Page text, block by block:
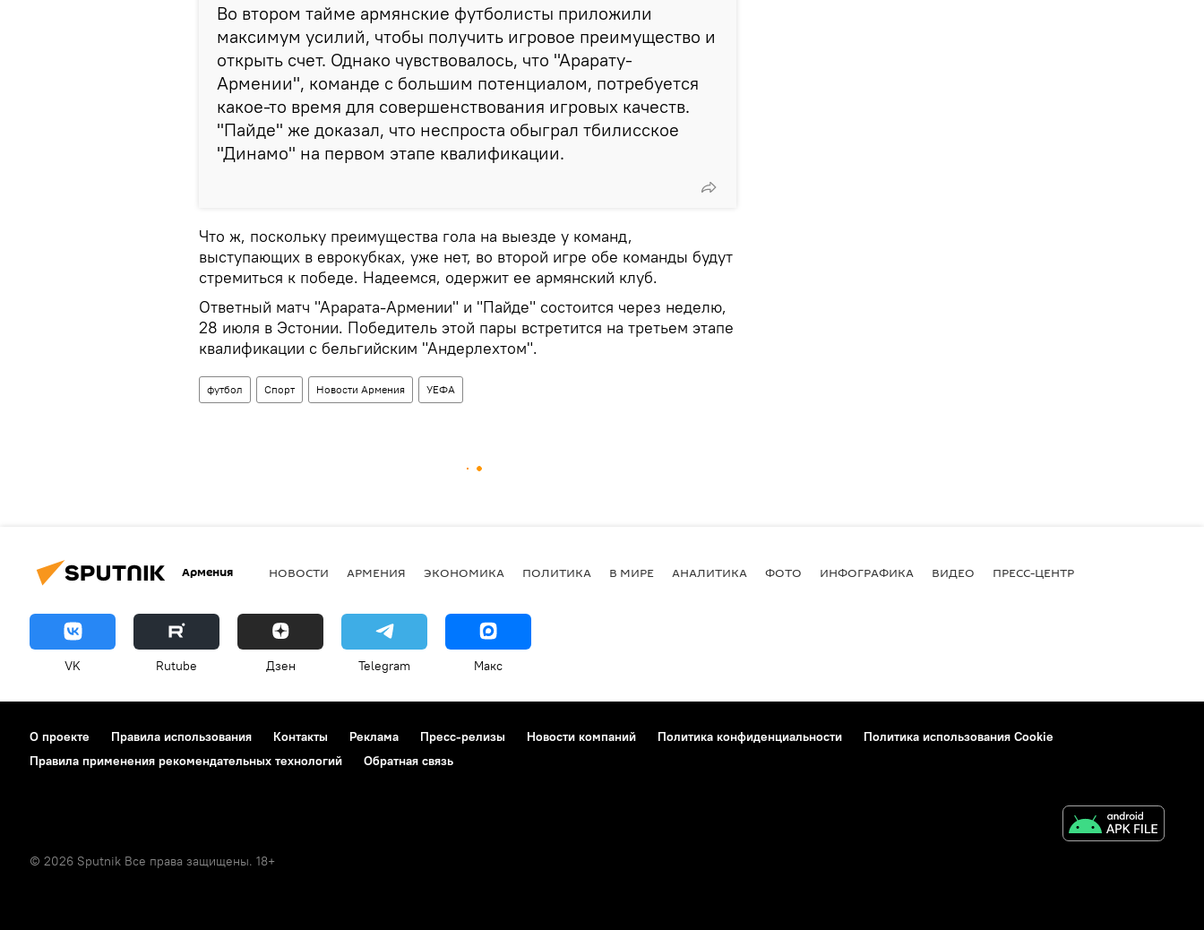
Во втором тайме армянские футболисты приложили
максимум усилий, чтобы получить игровое преимущество и
открыть счет. Однако чувствовалось, что "Арарату-
Армении", команде с большим потенциалом, потребуется
какое-то время для совершенствования игровых качеств.
"Пайде" же доказал, что неспроста обыграл тбилисское
"Динамо" на первом этапе квалификации.
Что ж, поскольку преимущества гола на выезде у команд,
выступающих в еврокубках, уже нет, во второй игре обе команды будут
стремиться к победе. Надеемся, одержит ее армянский клуб.
Ответный матч "Арарата-Армении" и "Пайде" состоится через неделю,
28 июля в Эстонии. Победитель этой пары встретится на третьем этапе
квалификации с бельгийским "Андерлехтом".
футбол Спорт Новости Армения УЕФА
Армения НОВОСТИ АРМЕНИЯ ЭКОНОМИКА ПОЛИТИКА В МИРЕ АНАЛИТИКА ФОТО ИНФОГРАФИКА ВИДЕО ПРЕСС-ЦЕНТР
VK Rutube Дзен Telegram Макс
О проекте Правила использования Контакты Реклама Пресс-релизы Новости компаний Политика конфиденциальности
Политика использования Cookie
Правила применения рекомендательных технологий
Обратная связь
© 2026 Sputnik Все права защищены. 18+